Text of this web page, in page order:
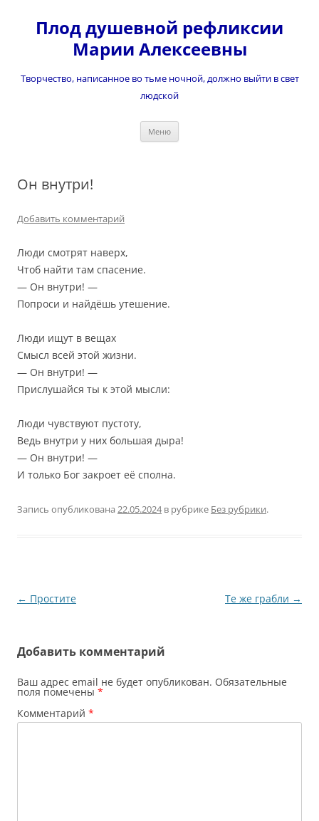
содержимому
Плод душевной рефликсии
Марии Алексеевны
Творчество, написанное во тьме ночной, должно выйти в свет
людской
Меню
Он внутри!
Добавить комментарий
Люди смотрят наверх,
Чтоб найти там спасение.
— Он внутри! —
Попроси и найдёшь утешение.
Люди ищут в вещах
Смысл всей этой жизни.
— Он внутри! —
Прислушайся ты к этой мысли:
Люди чувствуют пустоту,
Ведь внутри у них большая дыра!
— Он внутри! —
И только Бог закроет её сполна.
Запись опубликована 22.05.2024в рубрике Без рубрики.
Навигация
← Простите Те же грабли →
Добавить комментарий
Ваш адрес email не будет опубликован. Обязательные
поля помечены *
Комментарий *